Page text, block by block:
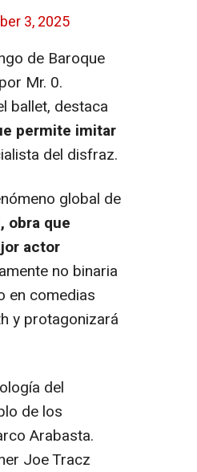
3, 2025
de Baroque
Mr. 0.
ballet, destaca
permite imitar
del disfraz.
global de
obra que
actor
no binaria
en comedias
y protagonizará
del
de los
Arabasta.
Joe Tracz